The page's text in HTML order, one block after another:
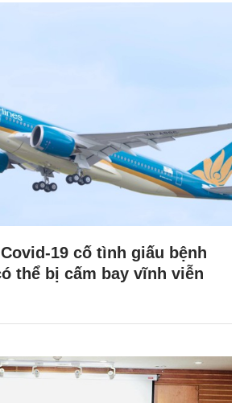
19 cố tình giấu bệnh
thể bị cấm bay vĩnh viễn